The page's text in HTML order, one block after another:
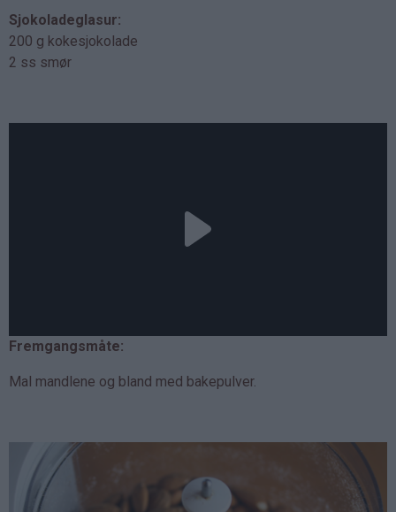
Sjokoladeglasur:
200 g kokesjokolade
2 ss smør
Fremgangsmåte:
Mal mandlene og bland med bakepulver.